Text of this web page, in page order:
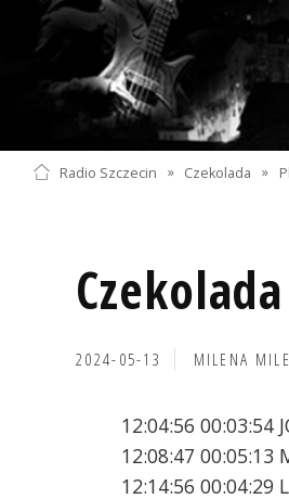
Radio Szczecin » Czekolada »
2024-05-13 MILENA
12:04:56 00:03:54
12:08:47 00:05:13
12:14:56 00:04:29